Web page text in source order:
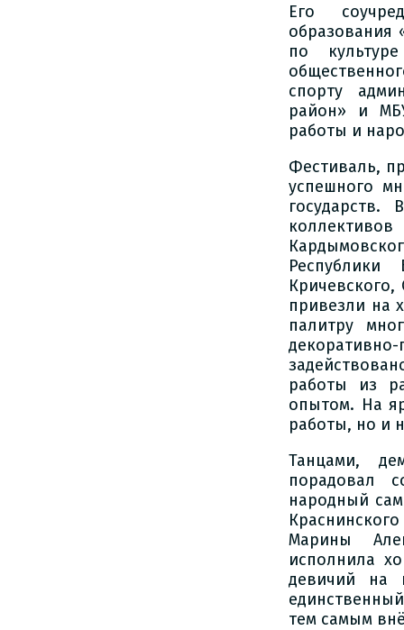
Его
образования
по
спорту
район» и
работы и
Фестиваль,
успешного
Республики
привезли на
палитру
работы из
опытом. На
работы, но и
Танцами,
порадовал
народный
Марины
исполнила
девичий на
тем самым